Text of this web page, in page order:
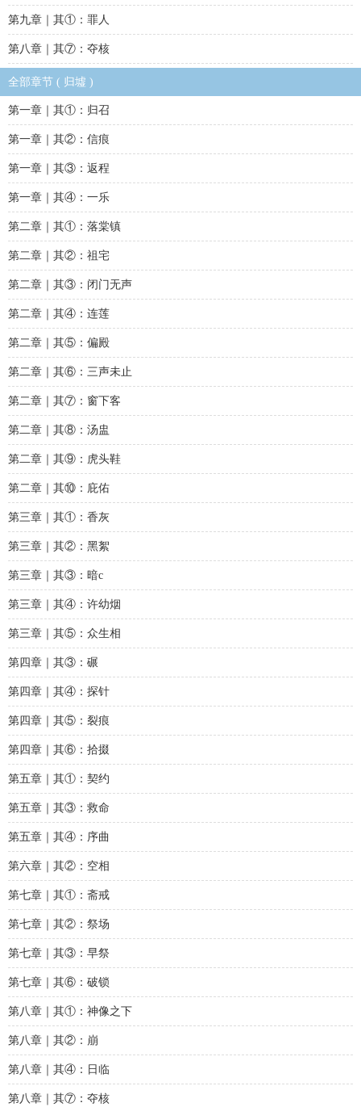
第九章｜其①：罪人
第八章｜其⑦：夺核
全部章节 ( 归墟 )
第一章｜其①：归召
第一章｜其②：信痕
第一章｜其③：返程
第一章｜其④：一乐
第二章｜其①：落棠镇
第二章｜其②：祖宅
第二章｜其③：闭门无声
第二章｜其④：连莲
第二章｜其⑤：偏殿
第二章｜其⑥：三声未止
第二章｜其⑦：窗下客
第二章｜其⑧：汤盅
第二章｜其⑨：虎头鞋
第二章｜其⑩：庇佑
第三章｜其①：香灰
第三章｜其②：黑絮
第三章｜其③：暗c
第三章｜其④：许幼烟
第三章｜其⑤：众生相
第四章｜其③：碾
第四章｜其④：探针
第四章｜其⑤：裂痕
第四章｜其⑥：拾掇
第五章｜其①：契约
第五章｜其③：救命
第五章｜其④：序曲
第六章｜其②：空相
第七章｜其①：斋戒
第七章｜其②：祭场
第七章｜其③：早祭
第七章｜其⑥：破锁
第八章｜其①：神像之下
第八章｜其②：崩
第八章｜其④：日临
第八章｜其⑦：夺核